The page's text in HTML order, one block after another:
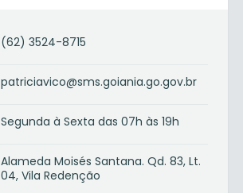
(62) 3524-8715
patriciavico@sms.goiania.go.gov.br
Segunda à Sexta das 07h às 19h
Alameda Moisés Santana. Qd. 83, Lt.
04, Vila Redenção